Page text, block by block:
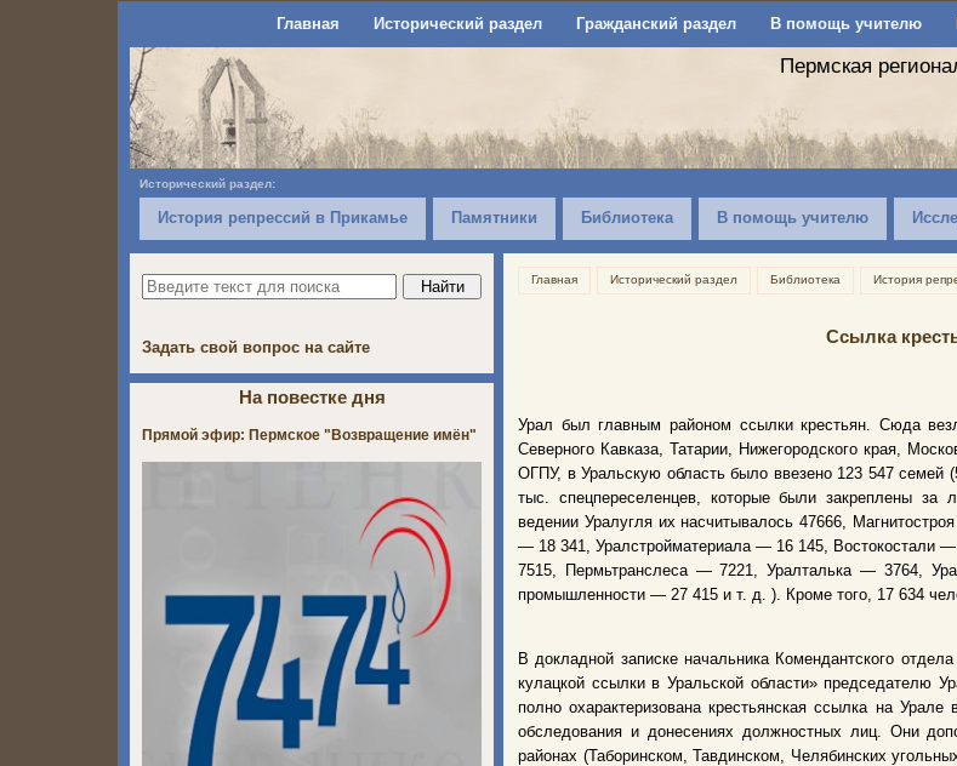
Главная Исторический раздел Гражданский раздел В помощь учителю
Пермская
Исторический раздел:
История репрессий в Прикамье Памятники Библиотека В помощь учителю
Главная Исторический раздел Библиотека История
Ссылка
Урал был главным районом ссылки крестьян. Сюда
Северного Кавказа, Татарии, Нижегородского края,
ОГПУ, в Уральскую область было ввезено 123 547 семей
тыс. спецпереселенцев, которые были закреплены за
ведении Уралугля их насчитывалось 47666,
— 18 341, Уралстройматериала — 16 145,
7515, Пермьтранслеса — 7221, Уралталька — 3764,
промышленности — 27 415 и т. д. ). Кроме того, 17 634
В докладной записке начальника Комендантского
кулацкой ссылки в Уральской области»
полно охарактеризована крестьянская ссылка на
обследования и донесениях должностных лиц. Они
районах (Таборинском, Тавдинском, Челябинских
Задать свой вопрос на сайте
На повестке дня
Прямой эфир: Пермское "Возвращение имён"